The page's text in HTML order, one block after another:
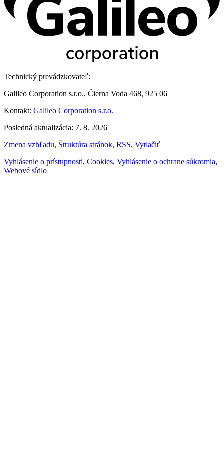
Technický prevádzkovateľ:
Galileo Corporation s.r.o., Čierna Voda 468, 925 06
Kontakt: Galileo Corporation s.r.o.
Posledná aktualizácia: 7. 8. 2026
Zmena vzhľadu, Štruktúra stránok, RSS, Vytlačiť
Vyhlásenie o prístupnosti, Cookies, Vyhlásenie o ochrane súkromia,
Webové sídlo